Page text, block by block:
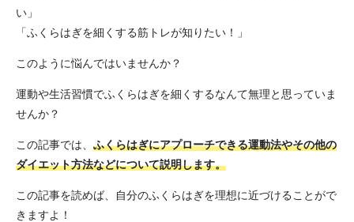
い」
「ふくらはぎを細くする筋トレが知りたい！」
このように悩んではいませんか？
運動や生活習慣でふくらはぎを細くするなんて無理と思っていま
せんか？
この記事では、 ふくらはぎにアプローチできる運動法やその他の
ダイエット方法などについて説明します。
この記事を読めば、自分のふくらはぎを理想に近づけることがで
きますよ！